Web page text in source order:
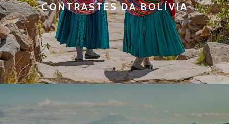
CONTRASTES DA BOLÍVIA